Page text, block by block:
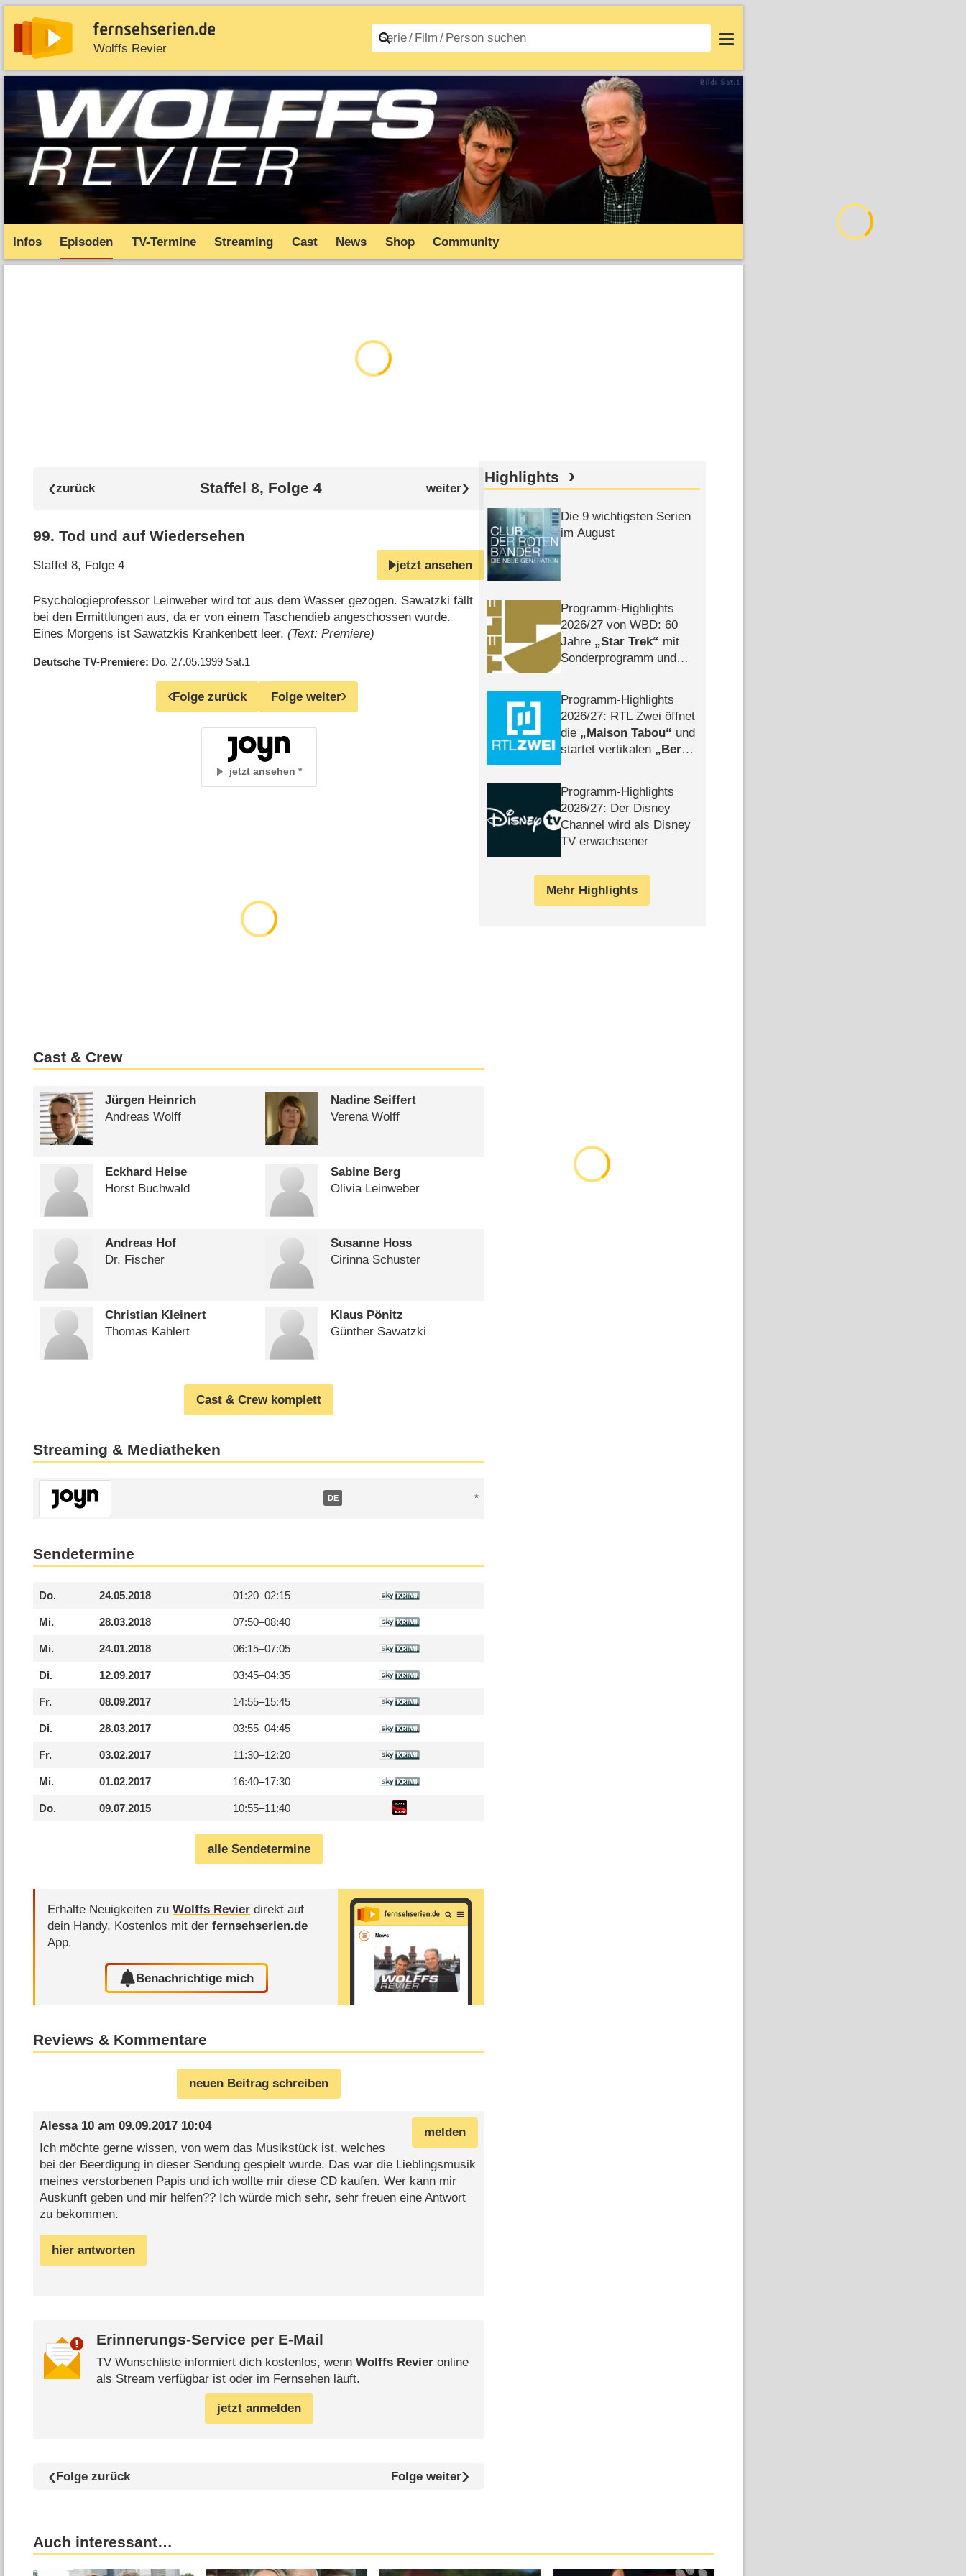
Wolffs Revier
News Entdecken Streaming Filme A–Z Login
Infos Episoden TV-Termine Streaming Cast News Shop Community
Staffel 8, Folge 4
99.Tod und auf Wiedersehen
Staffel 8, Folge 4 jetzt ansehen
Psychologieprofessor Leinweber wird tot aus dem Wasser gezogen. Sawatzki fällt
bei den Ermittlungen aus, da er von einem Taschendieb angeschossen wurde.
Eines Morgens ist Sawatzkis Krankenbett leer.(Text: Premiere)
Deutsche TV-Premiere Do. 27.05.1999 Sat.1
Folge zurück Folge weiter
jetzt ansehen
Cast & Crew
Jürgen Heinrich
Andreas Wolff
Nadine Seiffert
Verena Wolff
Eckhard Heise
Horst Buchwald
Sabine Berg
Olivia Leinweber
Andreas Hof
Dr. Fischer
Susanne Hoss
Cirinna Schuster
Christian Kleinert
Thomas Kahlert
Klaus Pönitz
Günther Sawatzki
Cast & Crew komplett
Streaming & Mediatheken
DE
Sendetermine
Do. 24.05.2018 01:20–02:15
Mi. 28.03.2018 07:50–08:40
Mi. 24.01.2018 06:15–07:05
Di. 12.09.2017 03:45–04:35
Fr. 08.09.2017 14:55–15:45
Di. 28.03.2017 03:55–04:45
Fr. 03.02.2017 11:30–12:20
Mi. 01.02.2017 16:40–17:30
Do. 09.07.2015 10:55–11:40
alle Sendetermine
Erhalte Neuigkeiten zuWolffs Revier direkt auf
dein Handy. Kostenlos mit derfernsehserien.de
App.
Benachrichtige mich
Reviews & Kommentare
neuen Beitrag schreiben
melden
Alessa 10am 09.09.2017 10:04
Ich möchte gerne wissen, von wem das Musikstück ist, welches
bei der Beerdigung in dieser Sendung gespielt wurde. Das war die Lieblingsmusik
meines verstorbenen Papis und ich wollte mir diese CD kaufen. Wer kann mir
Auskunft geben und mir helfen?? Ich würde mich sehr, sehr freuen eine Antwort
zu bekommen.
hier antworten
Erinnerungs-Service per E-Mail
TV Wunschliste informiert dich kostenlos, wenn Wolffs Revieronline
als Stream verfügbar ist oder im Fernsehen läuft.
jetzt anmelden
Folge zurück Folge weiter
Highlights
Die 9 wichtigsten Serien
im August
Programm-Highlights
2026/​27 von WBD: 60
Jahre
Star Trek
mit
Sonderprogramm und
Programm-Highlights
2026/​27: RTL Zwei öffnet
die
Maison Tabou
und
startet vertikalen
Berlin
Programm-Highlights
2026/​27: Der Disney
Channel wird als Disney
TV erwachsener
Mehr Highlights
Auch interessant…